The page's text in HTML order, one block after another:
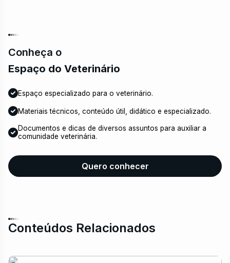
Conheça o
Espaço do Veterinário
Espaço especializado para o veterinário.
Materiais técnicos, conteúdo útil, didático e especializado.
Documentos e dicas de diversos assuntos para auxiliar a
comunidade veterinária.
Quero conhecer
Conteúdos Relacionados